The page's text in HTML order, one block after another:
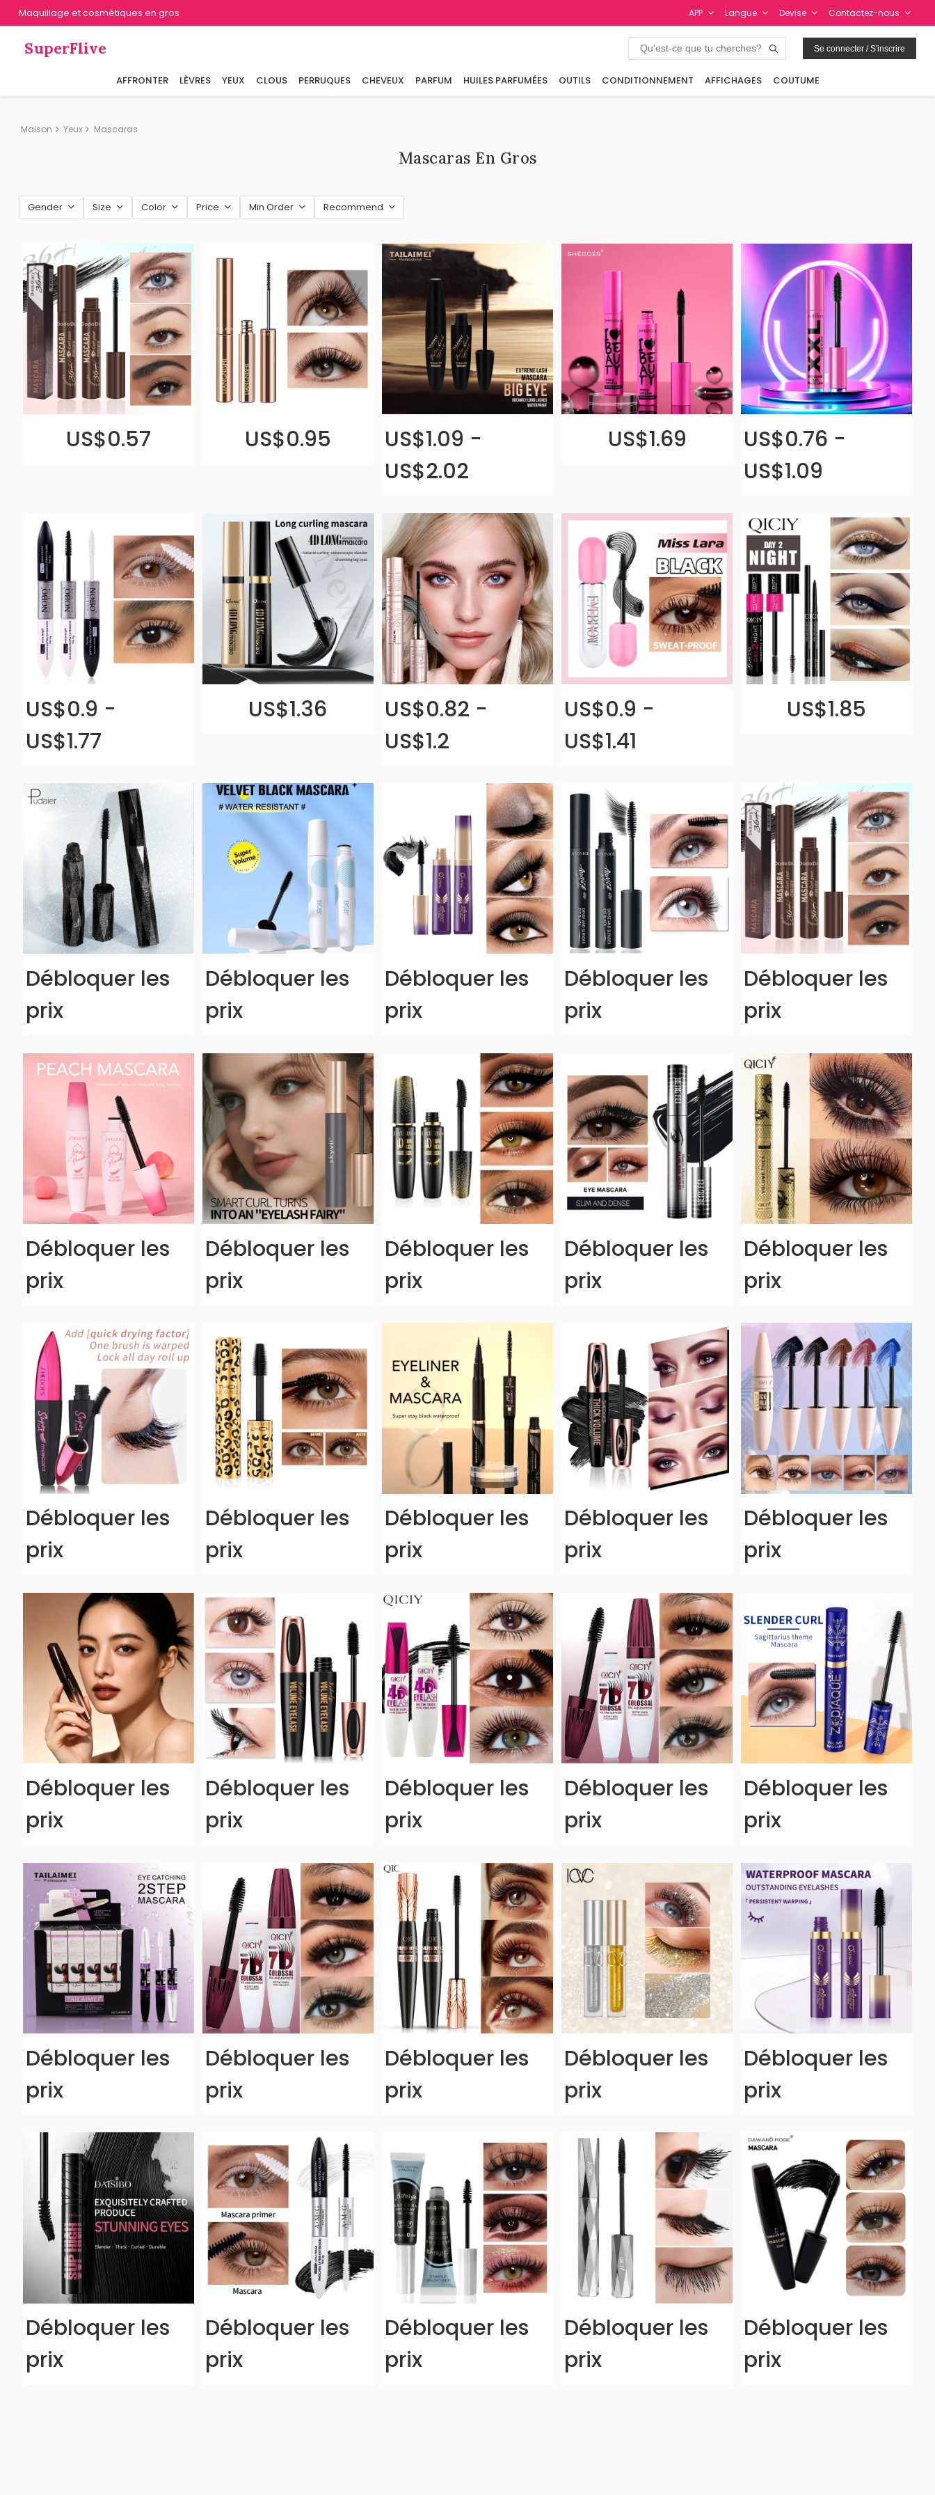
Maquillage et cosmétiques en gros APP Langue Devise Contactez-nous
SuperFlive Se connecter / S'inscrire
AFFRONTER LÈVRES YEUX CLOUS PERRUQUES CHEVEUX PARFUM HUILES PARFUMÉES OUTILS CONDITIONNEMENT AFFICHAGES COUTUME
Maison Yeux Mascaras
Mascaras En Gros
Gender Size Color Price Min Order Recommend
US$0.57 US$0.95
US$1.09 -
US$2.02
US$1.69
US$0.76 -
US$1.09
US$0.9 -
US$1.77
US$1.36
US$0.82 -
US$1.2
US$0.9 -
US$1.41
US$1.85
Débloquer les
prix
Débloquer les
prix
Débloquer les
prix
Débloquer les
prix
Débloquer les
prix
Débloquer les
prix
Débloquer les
prix
Débloquer les
prix
Débloquer les
prix
Débloquer les
prix
Débloquer les
prix
Débloquer les
prix
Débloquer les
prix
Débloquer les
prix
Débloquer les
prix
Débloquer les
prix
Débloquer les
prix
Débloquer les
prix
Débloquer les
prix
Débloquer les
prix
Débloquer les
prix
Débloquer les
prix
Débloquer les
prix
Débloquer les
prix
Débloquer les
prix
Débloquer les
prix
Débloquer les
prix
Débloquer les
prix
Débloquer les
prix
Débloquer les
prix